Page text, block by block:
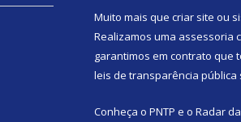
Muito mais que criar site ou
Realizamos uma assessoria
garantimos em contrato que
leis de transparência pública
Conheça o PNTP e o Radar